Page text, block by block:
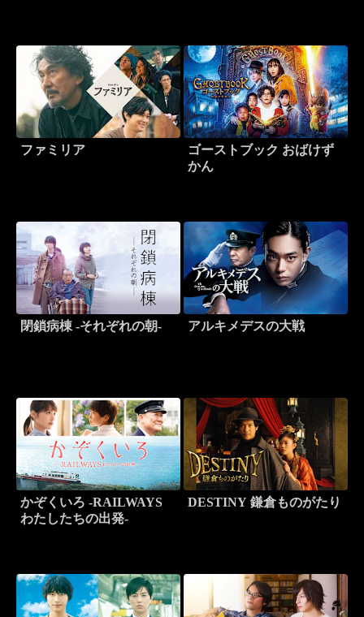
ファミリア
ゴーストブック おばけず
かん
閉鎖病棟 -それぞれの朝- アルキメデスの大戦
かぞくいろ -RAILWAYS
わたしたちの出発-
DESTINY 鎌倉ものがたり